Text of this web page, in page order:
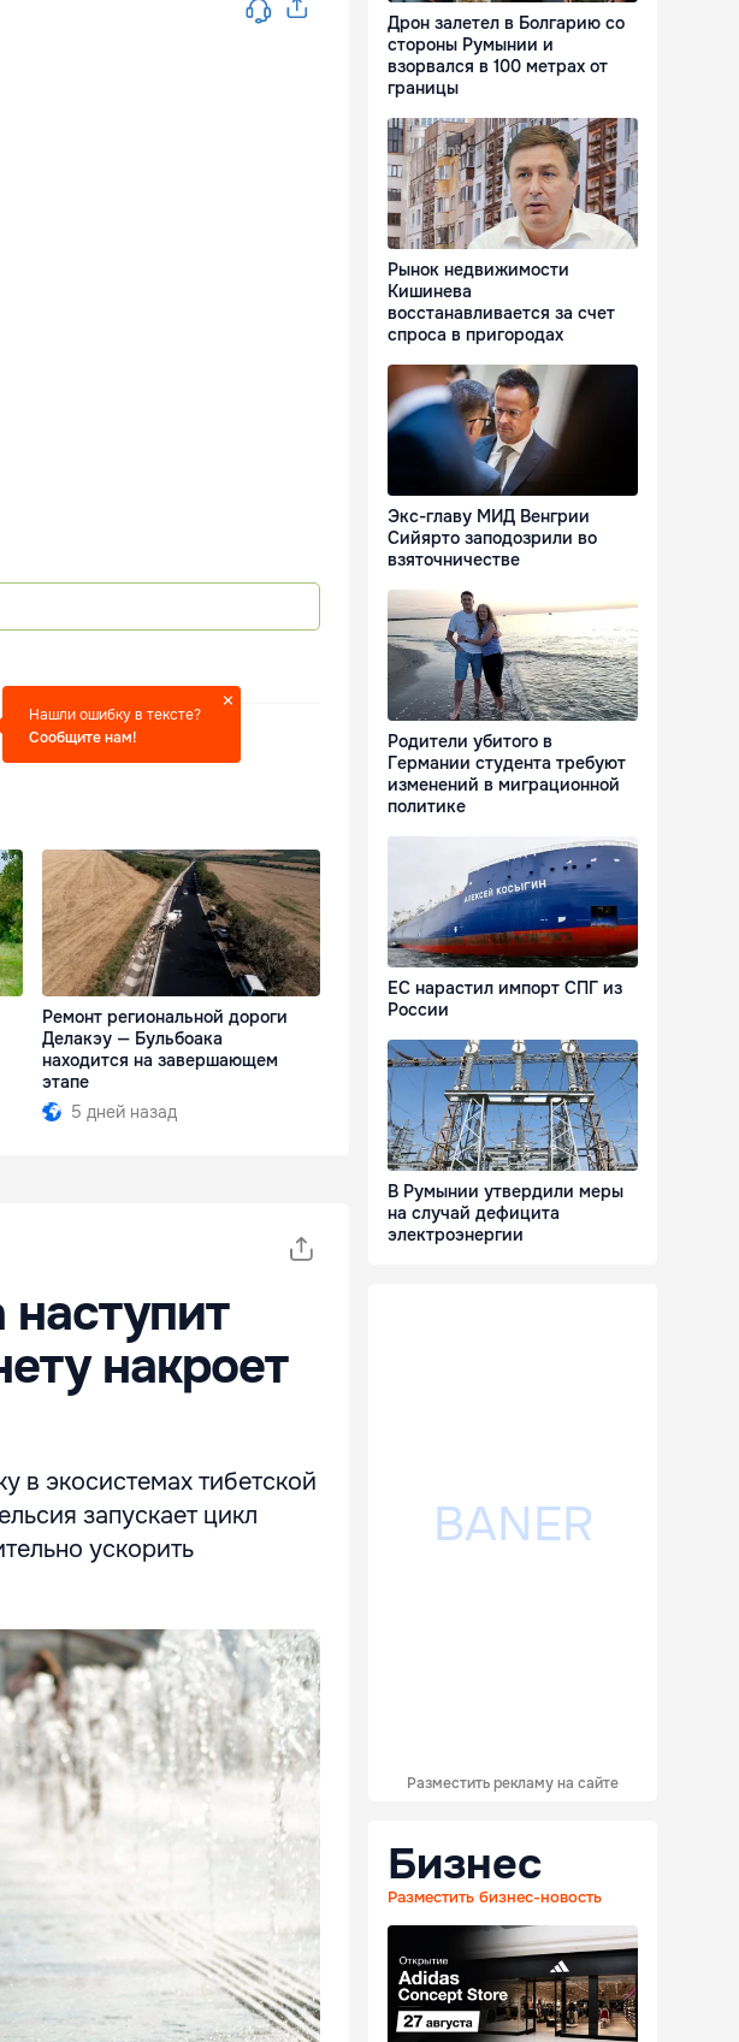
Нашли ошибку в тексте?
Сообщите нам!
Ремонт региональной дороги
Делакэу — Бульбоака
находится на завершающем
этапе
5 дней назад
накроет
в экосистемах тибетской
запускает цикл
ускорить
Дрон залетел в Болгарию со
стороны Румынии и
взорвался в 100 метрах от
границы
Рынок недвижимости
Кишинева
восстанавливается за счет
спроса в пригородах
Экс-главу МИД Венгрии
Сийярто заподозрили во
взяточничестве
Родители убитого в
Германии студента требуют
изменений в миграционной
политике
ЕС нарастил импорт СПГ из
России
В Румынии утвердили меры
на случай дефицита
электроэнергии
Разместить рекламу на сайте
Бизнес
Разместить бизнес-новость